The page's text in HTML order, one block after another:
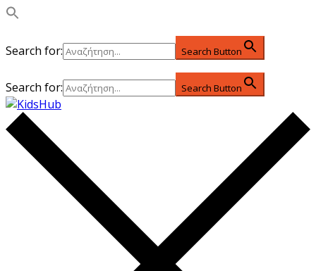
Search for: Search Button
Search for: Search Button